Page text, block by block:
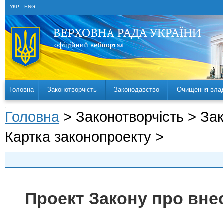
УКР ENG
Головна Законотворчість Законодавство Очищення
Головна > Законотворчість >
Картка законопроекту >
Проект Закону про